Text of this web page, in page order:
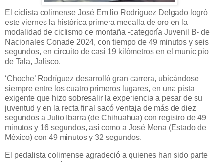
El ciclista colimense José Emilio Rodríguez Delgado logró
este viernes la histórica primera medalla de oro en la
modalidad de ciclismo de montaña -categoría Juvenil B- de
Nacionales Conade 2024, con tiempo de 49 minutos y seis
segundos, en circuito de casi 19 kilómetros en el municipio
de Tala, Jalisco.
‘Choche’ Rodríguez desarrolló gran carrera, ubicándose
siempre entre los cuatro primeros lugares, en una pista
exigente que hizo sobresalir la experiencia a pesar de su
juventud y en la recta final sacó ventaja de más de diez
segundos a Julio Ibarra (de Chihuahua) con registro de 49
minutos y 16 segundos, así como a José Mena (Estado de
México) con 49 minutos y 32 segundos.
El pedalista colimense agradeció a quienes han sido parte